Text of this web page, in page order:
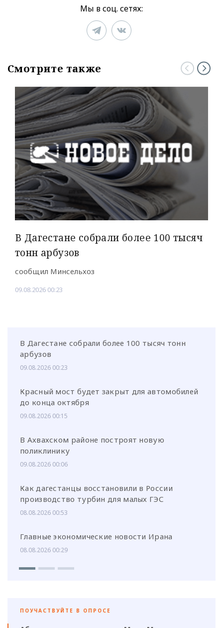
Мы в соц. сетях:
Смотрите также
В Дагестане собрали более 100 тысяч
тонн арбузов
сообщил Минсельхоз
09.08.2026 00:23
В Дагестане собрали более 100 тысяч тонн
арбузов
09.08.2026 00:23
Красный мост будет закрыт для автомобилей
до конца октября
09.08.2026 00:15
В Ахвахском районе построят новую
поликлинику
09.08.2026 00:06
Как дагестанцы восстановили в России
производство турбин для малых ГЭС
08.08.2026 00:53
Главные экономические новости Ирана
08.08.2026 00:29
ПОУЧАСТВУЙТЕ В ОПРОСЕ